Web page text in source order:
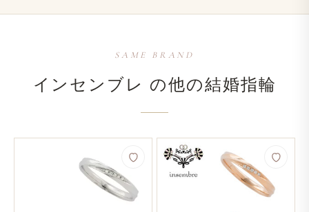
SAME BRAND
インセンブレ の​他の​結婚​指輪